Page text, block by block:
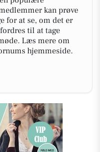
kan prøve
for at se, om det er
til at tage
Læs mere om
hjemmeside.